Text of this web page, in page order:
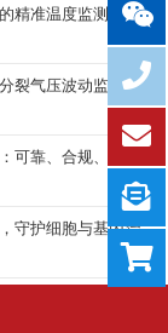
精准温度监测
裂气压波动监测难
靠、合规、可追
守护细胞与基因治